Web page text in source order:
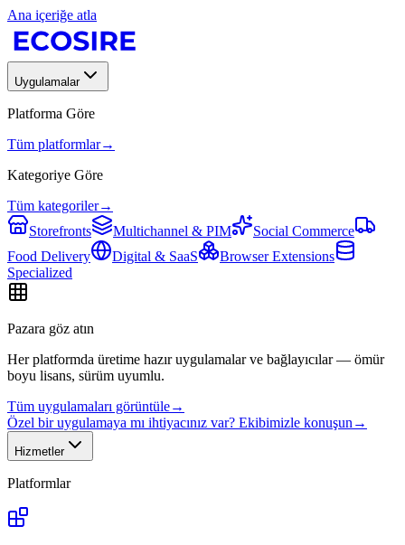
Ana içeriğe atla
Uygulamalar
Platforma Göre
Tüm platformlar→
Kategoriye Göre
Tüm kategoriler→
Storefronts
Multichannel & PIM
Social Commerce
Food Delivery
Digital & SaaS
Browser Extensions
Specialized
Pazara göz atın
Her platformda üretime hazır uygulamalar ve bağlayıcılar — ömür
boyu lisans, sürüm uyumlu.
Tüm uygulamaları görüntüle→
Özel bir uygulamaya mı ihtiyacınız var? Ekibimizle konuşun →
Hizmetler
Platformlar